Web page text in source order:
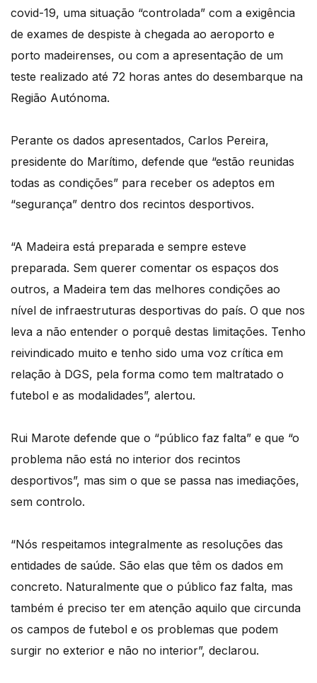
covid-19, uma situação “controlada” com a exigência
de exames de despiste à chegada ao aeroporto e
porto madeirenses, ou com a apresentação de um
teste realizado até 72 horas antes do desembarque na
Região Autónoma.
Perante os dados apresentados, Carlos Pereira,
presidente do Marítimo, defende que “estão reunidas
todas as condições” para receber os adeptos em
“segurança” dentro dos recintos desportivos.
“A Madeira está preparada e sempre esteve
preparada. Sem querer comentar os espaços dos
outros, a Madeira tem das melhores condições ao
nível de infraestruturas desportivas do país. O que nos
leva a não entender o porquê destas limitações. Tenho
reivindicado muito e tenho sido uma voz crítica em
relação à DGS, pela forma como tem maltratado o
futebol e as modalidades”, alertou.
Rui Marote defende que o “público faz falta” e que “o
problema não está no interior dos recintos
desportivos”, mas sim o que se passa nas imediações,
sem controlo.
“Nós respeitamos integralmente as resoluções das
entidades de saúde. São elas que têm os dados em
concreto. Naturalmente que o público faz falta, mas
também é preciso ter em atenção aquilo que circunda
os campos de futebol e os problemas que podem
surgir no exterior e não no interior”, declarou.